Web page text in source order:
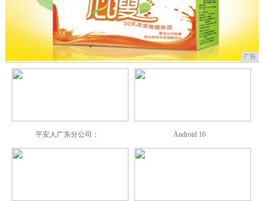
广告
平安人广东分公司： Android 10